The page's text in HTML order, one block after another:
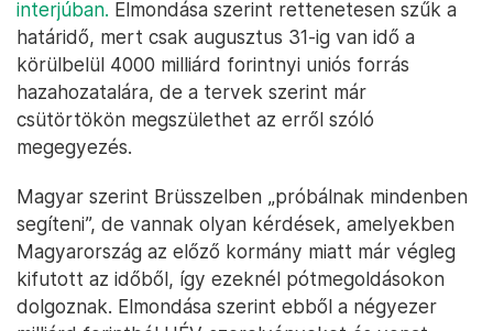
interjúban. Elmondása szerint rettenetesen szűk a
határidő, mert csak augusztus 31-ig van idő a
körülbelül 4000 milliárd forintnyi uniós forrás
hazahozatalára, de a tervek szerint már
csütörtökön megszülethet az erről szóló
megegyezés.
Magyar szerint Brüsszelben „próbálnak mindenben
segíteni”, de vannak olyan kérdések, amelyekben
Magyarország az előző kormány miatt már végleg
kifutott az időből, így ezeknél pótmegoldásokon
dolgoznak. Elmondása szerint ebből a négyezer